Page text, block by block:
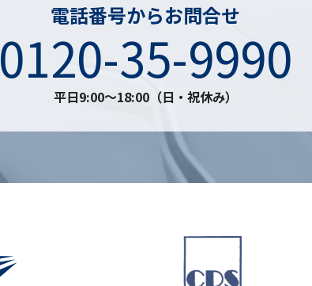
電話番号からお問合せ
0120-35-9990
平日9:00〜18:00（日・祝休み）